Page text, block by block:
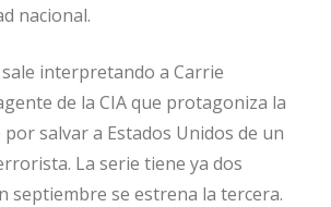
nacional.
interpretando a Carrie
de la CIA que protagoniza la
salvar a Estados Unidos de un
La serie tiene ya dos
septiembre se estrena la tercera.